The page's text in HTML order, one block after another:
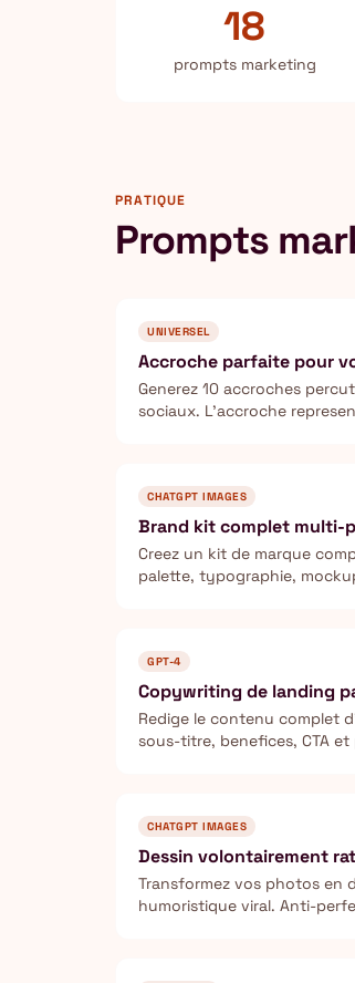
18
prompts marketing
PRATIQUE
Prompts
UNIVERSEL
Accroche parfaite pour
Generez 10 accroches
sociaux. L'accroche
CHATGPT IMAGES
Brand kit complet multi-
Creez un kit de marque
palette, typographie,
GPT-4
Copywriting de landing
Redige le contenu complet
sous-titre, benefices, CTA et
CHATGPT IMAGES
Dessin volontairement
Transformez vos photos en
humoristique viral. Anti-